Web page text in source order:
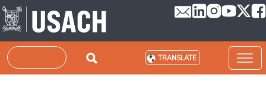
Skip to main content
Search TRANSLATE